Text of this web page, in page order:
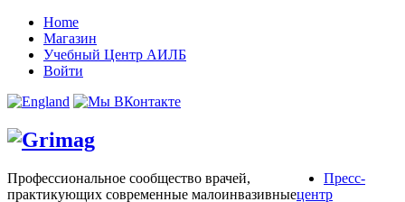
Home
Магазин
Учебный Центр АИЛБ
Войти
Профессиональное сообщество врачей,
практикующих современные малоинвазивные
Пресс-
центр